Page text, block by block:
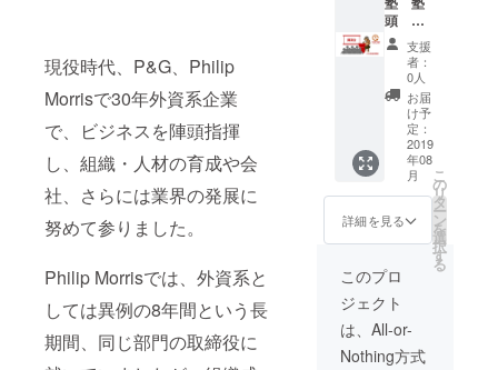
現役時代、P&G、Philip
Morrisで30年外資系企業
で、ビジネスを陣頭指揮
し、組織・人材の育成や会
社、さらには業界の発展に
努めて参りました。
Philip Morrisでは、外資系と
しては異例の8年間という長
期間、同じ部門の取締役に
等の数々の
新製品発売
を成功に導
本職はセー
ルス＆マー
ケティング
材育成の達
人として、
様々な組織
をリード。
能性が
ありま
す ※交
通費
は、ご
負担お
願いし
ます ※
終了
後、場
所等の
詳細を
メール
たしま
円をＣ
ＡＭＰ
ＦＩＲ
Ｅ特別
価格５
０００
０円
【内
容】 ク
ラウド
ファン
ディン
グとは
ドファ
ンディ
ングの
活用方
法 中小
企業に
頭 西
田浩史
講演会
を開催
する権
利（日
本国
内） 通
常講師
料 ９
０分４
８６，
０００
ＡＭＰ
ＦＩＲ
Ｅ特別
価格１
５００
００円
支援
者：
0人
お届
け予
定：
2019
年08
月
詳細を見る
こ
の
リ
タ
ー
ン
を
選
択
す
る
このプロ
ジェクト
は、All-or-
Nothing方式